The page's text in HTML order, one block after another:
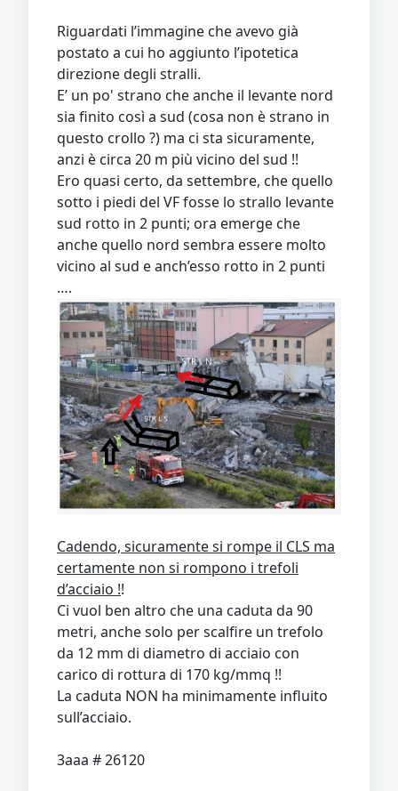
Riguardati l’immagine che avevo già
postato a cui ho aggiunto l’ipotetica
direzione degli stralli.
E’ un po' strano che anche il levante nord
sia finito così a sud (cosa non è strano in
questo crollo ?) ma ci sta sicuramente,
anzi è circa 20 m più vicino del sud !!
Ero quasi certo, da settembre, che quello
sotto i piedi del VF fosse lo strallo levante
sud rotto in 2 punti; ora emerge che
anche quello nord sembra essere molto
vicino al sud e anch’esso rotto in 2 punti
….
Cadendo, sicuramente si rompe il CLS ma
certamente non si rompono i trefoli
d’acciaio !!
Ci vuol ben altro che una caduta da 90
metri, anche solo per scalfire un trefolo
da 12 mm di diametro di acciaio con
carico di rottura di 170 kg/mmq !!
La caduta NON ha minimamente influito
sull’acciaio.
3aaa # 26120